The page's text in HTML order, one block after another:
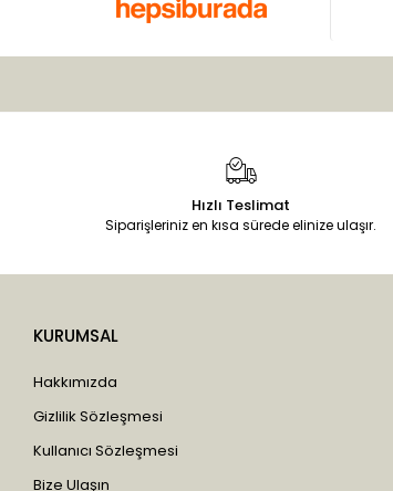
Hızlı Teslimat
Siparişleriniz en kısa sürede elinize ulaşır.
KURUMSAL
Hakkımızda
Gizlilik Sözleşmesi
Kullanıcı Sözleşmesi
Bize Ulaşın